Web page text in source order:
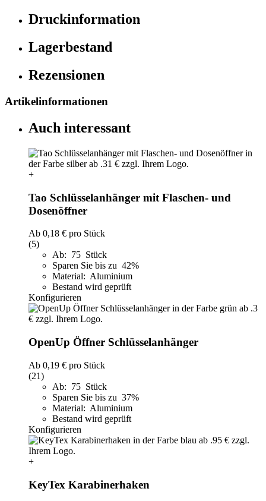
Druckinformation
Lagerbestand
Rezensionen
Artikelinformationen
Auch interessant
+
Tao Schlüsselanhänger mit Flaschen- und
Dosenöffner
Ab 0,18 € pro Stück
(5)
Ab: 75 Stück
Sparen Sie bis zu 42%
Material: Aluminium
Bestand wird geprüft
Konfigurieren
OpenUp Öffner Schlüsselanhänger
Ab 0,19 € pro Stück
(21)
Ab: 75 Stück
Sparen Sie bis zu 37%
Material: Aluminium
Bestand wird geprüft
Konfigurieren
+
KeyTex Karabinerhaken